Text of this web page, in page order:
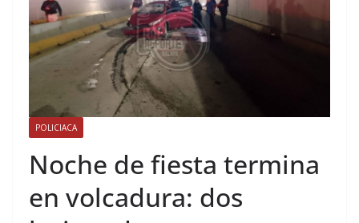
POLICIACA
Noche de fiesta termina
en volcadura: dos